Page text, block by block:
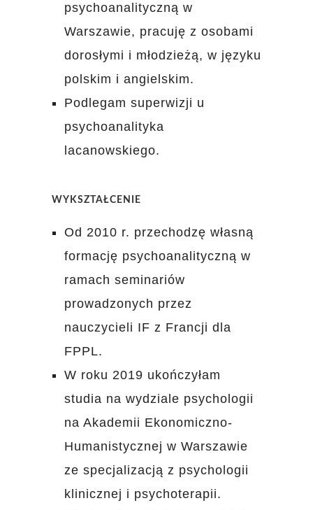
psychoanalityczną w
Warszawie, pracuję z osobami
dorosłymi i młodzieżą, w języku
polskim i angielskim.
Podlegam superwizji u
psychoanalityka
lacanowskiego.
WYKSZTAŁCENIE
Od 2010 r. przechodzę własną
formację psychoanalityczną w
ramach seminariów
prowadzonych przez
nauczycieli IF z Francji dla
FPPL.
W roku 2019 ukończyłam
studia na wydziale psychologii
na Akademii Ekonomiczno-
Humanistycznej w Warszawie
ze specjalizacją z psychologii
klinicznej i psychoterapii.